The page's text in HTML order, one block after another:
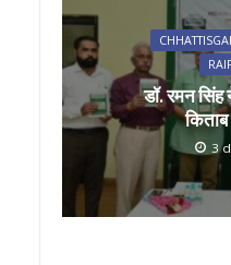
डॉ. रमन सिंह
3